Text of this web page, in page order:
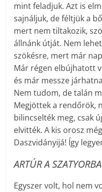
mint feladjuk. Azt is
sajnáljuk, de féltjük a
mert nem tiltakozik,
állnánk útját. Nem
szökésre, mert már
Már régen elbújhatott
és már messze
Nem tudom, de talán
Megjöttek a rendőrök,
bilincselték meg, csak
elvitték. A kis orosz
Daszvidányijá! Így
ARTÚR A
Egyszer volt, hol nem